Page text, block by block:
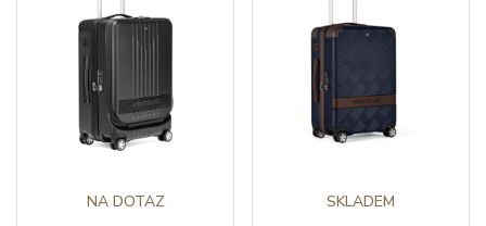
NA DOTAZ SKLADEM